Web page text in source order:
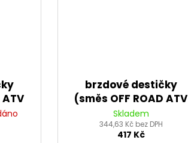
ATV
(2
brzdové destičky
(směs OFF ROAD ATV
SINTERED) NEWFREN (2
ks v balení)
Skladem
344,63 Kč bez DPH
417 Kč